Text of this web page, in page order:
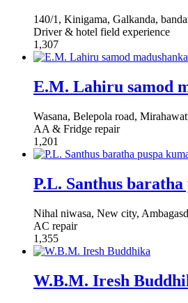
140/1, Kinigama, Galkanda,
Driver & hotel field experience
1,307
E.M. Lahiru samod
Wasana, Belepola road,
AA & Fridge repair
1,201
P.L. Santhus
Nihal niwasa, New city,
AC repair
1,355
W.B.M. Iresh